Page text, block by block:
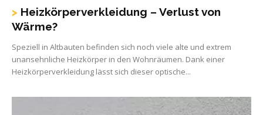
Heizkörperverkleidung – Verlust von
Wärme?
Speziell in Altbauten befinden sich noch viele alte und extrem
unansehnliche Heizkörper in den Wohnräumen. Dank einer
Heizkörperverkleidung lässt sich dieser optische...